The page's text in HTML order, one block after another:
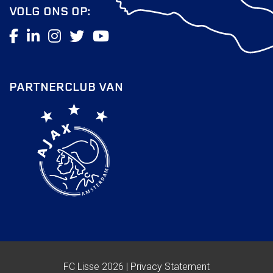
Zakelijk
Business Club 2.0
Heeren van Ter Specke
Maatschappelijke bijdrage
Steun bij contributie
Support Casper
Dagbesteding ’s Heeren Loo
De gezonde sportkantine
Onze vrijwilligers en ereleden
Financieel contactpersoon
VOLG ONS OP:
PARTNERCLUB VAN
FC Lisse 2026 | Privacy Statement